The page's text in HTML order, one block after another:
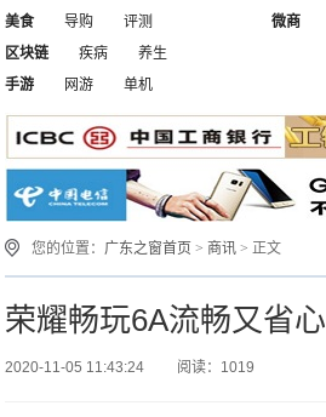
美食
导购 评测
微商
区块链
疾病
养生
手游
网游 单机
您的位置： 广东之窗首页 > 商讯 > 正文
荣耀畅玩6A流畅又省心
2020-11-05 11:43:24 阅读：1019